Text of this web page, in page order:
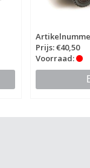
Prijs: €40,50
Voorraad: